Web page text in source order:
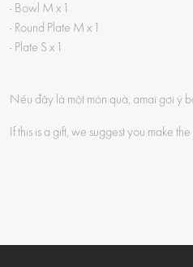
- Bowl M x 1
- Round Plate M x 1
- Plate S x 1
Nếu đây là một món quà, amaï gợi ý
If this is a gift, we suggest you make